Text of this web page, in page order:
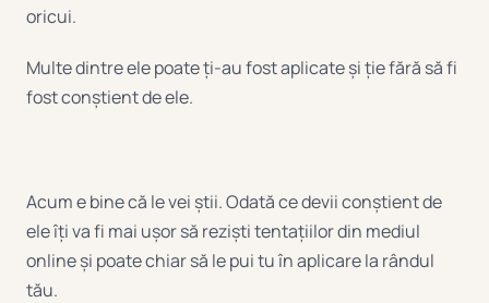
oricui.
Multe dintre ele poate ți-au fost aplicate și ție fără să fi
fost conștient de ele.
Acum e bine că le vei știi. Odată ce devii conștient de
ele îți va fi mai ușor să reziști tentațiilor din mediul
online și poate chiar să le pui tu în aplicare la rândul
tău.